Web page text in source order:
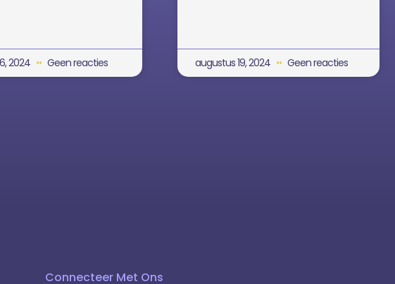
2024 Geen reacties augustus 19, 2024 Geen reacties
Connecteer Met Ons